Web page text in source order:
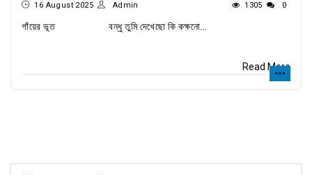
16 August 2025 Admin 1305 0
গাঁয়ের ভূত বন্ধু তুমি দেখেছো কি কক্ষনো...
Read More